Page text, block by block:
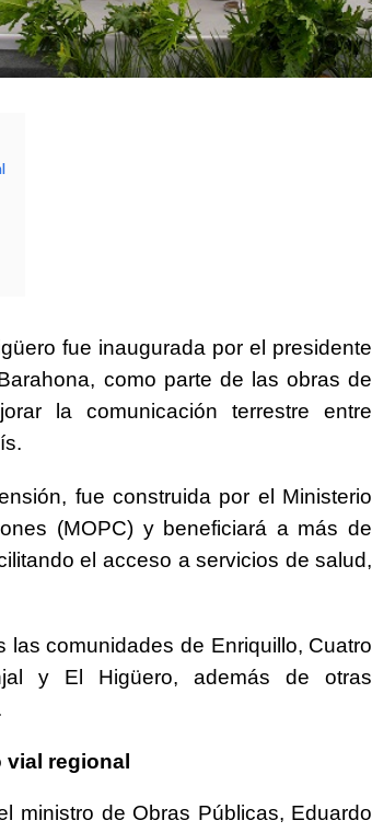
fue inaugurada por el presidente
, como parte de las obras de
la comunicación terrestre entre
fue construida por el Ministerio
(MOPC) y beneficiará a más de
el acceso a servicios de salud,
comunidades de Enriquillo, Cuatro
y El Higüero, además de otras
regional
ministro de Obras Públicas, Eduardo